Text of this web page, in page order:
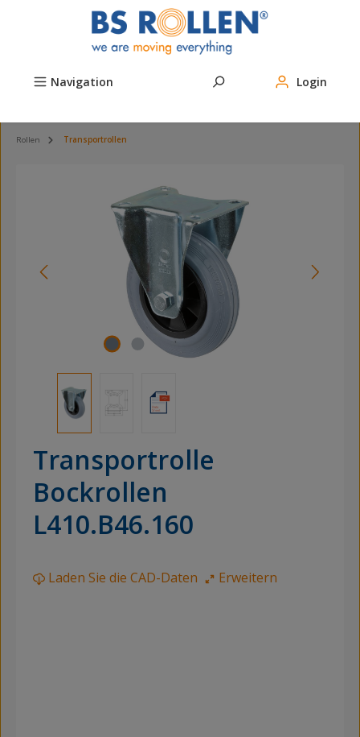
Zum Hauptinhalt springen
Navigation Login
Rollen Transportrollen
Transportrolle
Bockrollen
L410.B46.160
Laden Sie die CAD-Daten Erweitern